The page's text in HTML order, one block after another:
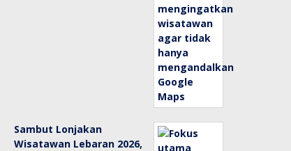
Sambut Lonjakan
Wisatawan Lebaran 2026,